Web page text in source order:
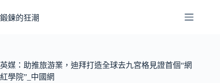
至
容
鍛鍊的狂潮
英媒：助推旅游業，迪拜打造全球去九宮格見證首個“網
紅學院”_中國網